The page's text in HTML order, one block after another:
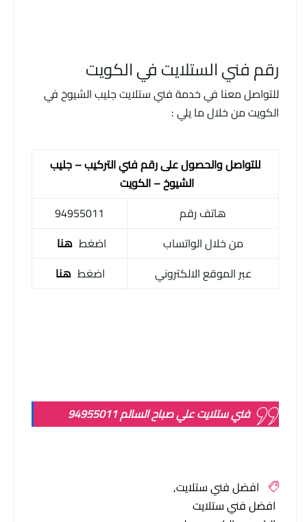
رقم فني الستلايت في الكويت
للتواصل معنا في خدمة فني ستلايت جليب الشيوخ في
الكويت من خلال ما يلي :
للتواصل والحصول على رقم فني التركيب – جليب
الشيوخ – الكويت
هاتف رقم
94955011
من خلال الواتساب
اضغط هنا
عبر الموقع الالكتروني
اضغط هنا
فني ستلايت علي صباح السالم 94955011
افضل فني ستلايت
افضل فني ستلايت